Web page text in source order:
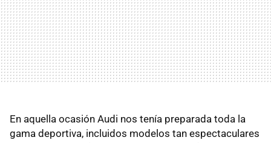
En aquella ocasión Audi nos tenía preparada toda la
gama deportiva, incluidos modelos tan espectaculares